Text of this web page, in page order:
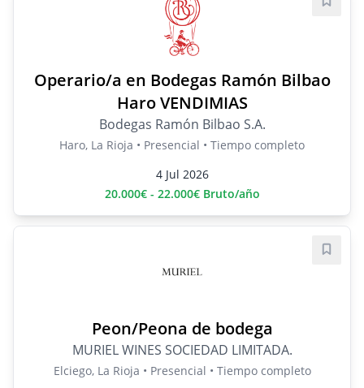
Operario/a en Bodegas Ramón Bilbao
Haro VENDIMIAS
Bodegas Ramón Bilbao S.A.
Haro, La Rioja • Presencial • Tiempo completo
4 Jul 2026
20.000€ - 22.000€ Bruto/año
Peon/Peona de bodega
MURIEL WINES SOCIEDAD LIMITADA.
Elciego, La Rioja • Presencial • Tiempo completo